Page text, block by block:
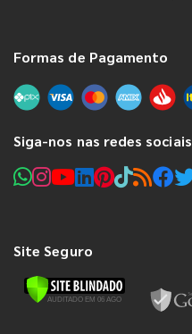
Formas de Pagamento
Siga-nos nas redes sociais
Site Seguro